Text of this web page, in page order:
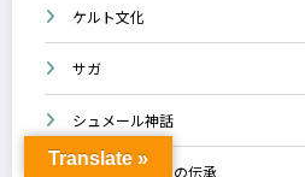
ケルト文化
サガ
シュメール神話
スコットランドの伝承
Translate »